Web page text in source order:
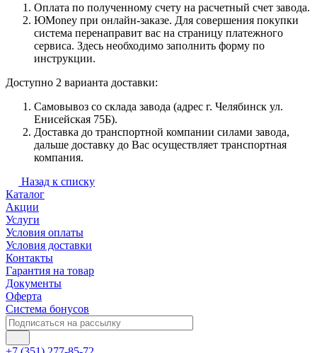
Оплата по полученному счету на расчетный счет завода.
ЮMoney при онлайн-заказе. Для совершения покупки
система перенаправит вас на страницу платежного
сервиса. Здесь необходимо заполнить форму по
инструкции.
Доступно 2 варианта доставки:
Самовывоз со склада завода (адрес г. Челябинск ул.
Енисейская 75Б).
Доставка до транспортной компании силами завода,
дальше доставку до Вас осуществляет транспортная
компания.
Назад к списку
Каталог
Акции
Услуги
Условия оплаты
Условия доставки
Контакты
Гарантия на товар
Документы
Оферта
Система бонусов